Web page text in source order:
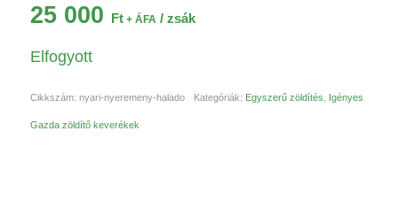
25 000 Ft+ ÁFA / zsák
Elfogyott
Cikkszám: nyari-nyeremeny-halado Kategóriák: Egyszerű zöldítés, Igényes
Gazda zöldítő keverékek